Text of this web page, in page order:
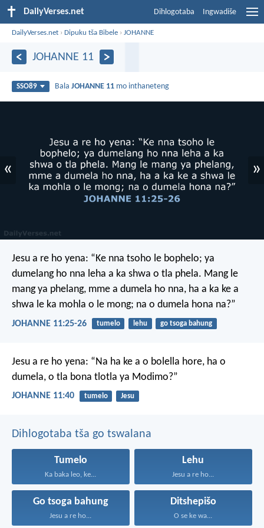
DailyVerses.net Dihlogotaba Ingwadiše
DailyVerses.net ›Dipuku tša Bibele ›JOHANNE
JOHANNE 11
SSO89 BalaJOHANNE 11 mo inthaneteng
« »
Jesu a re ho yena: “Ke nna tsoho le bophelo; ya
dumelang ho nna leha a ka shwa o tla phela. Mang le
mang ya phelang, mme a dumela ho nna, ha a ka ke a
shwa le ka mohla o le mong; na o dumela hona na?”
JOHANNE 11:25-26 tumelo lehu go tsoga bahung
Jesu a re ho yena: “Na ha ke a o bolella hore, ha o
dumela, o tla bona tlotla ya Modimo?”
JOHANNE 11:40 tumelo Jesu
Dihlogotaba tša go tswalana
Tumelo
Ka baka leo, ke...
Lehu
Jesu a re ho...
Go tsoga bahung
Jesu a re ho...
Ditshepišo
O se ke wa...